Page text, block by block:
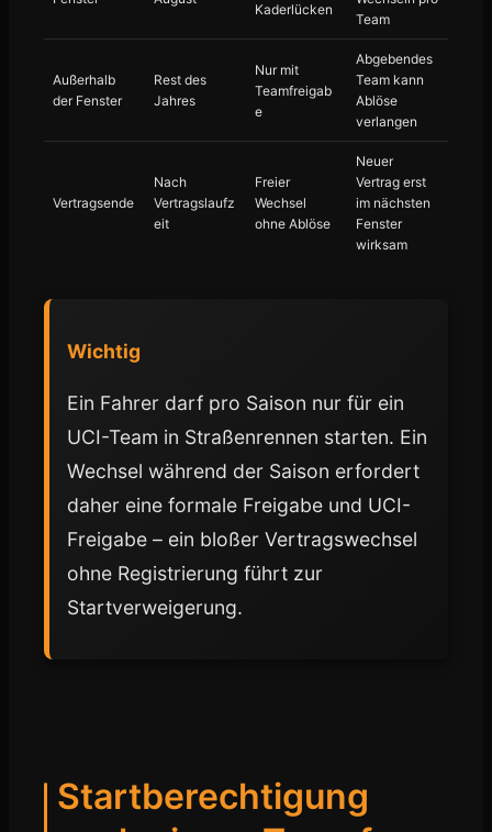
Kaderlücken
Team
Außerhalb
der Fenster
Rest des
Jahres
Nur mit
Teamfreigab
e
Abgebendes
Team kann
Ablöse
verlangen
Vertragsende
Nach
Vertragslaufz
eit
Freier
Wechsel
ohne Ablöse
Neuer
Vertrag erst
im nächsten
Fenster
wirksam
Wichtig
Ein Fahrer darf pro Saison nur für ein
UCI-Team in Straßenrennen starten. Ein
Wechsel während der Saison erfordert
daher eine formale Freigabe und UCI-
Freigabe – ein bloßer Vertragswechsel
ohne Registrierung führt zur
Startverweigerung.
Startberechtigung